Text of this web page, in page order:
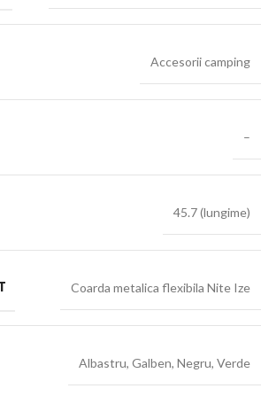
Accesorii camping
–
45.7 (lungime)
Coarda metalica flexibila Nite Ize
Albastru, Galben, Negru, Verde